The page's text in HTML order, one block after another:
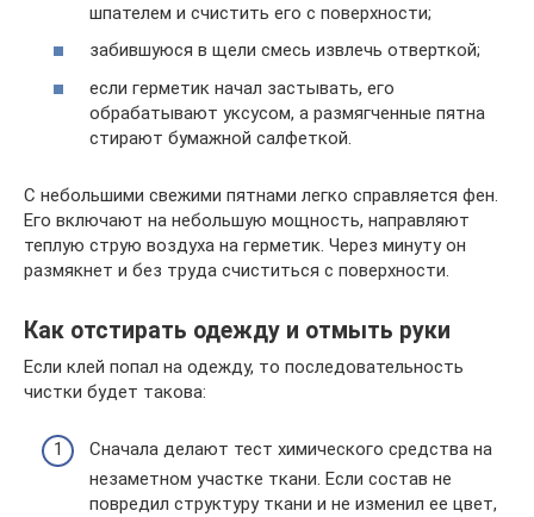
шпателем и счистить его с поверхности;
забившуюся в щели смесь извлечь отверткой;
если герметик начал застывать, его
обрабатывают уксусом, а размягченные пятна
стирают бумажной салфеткой.
С небольшими свежими пятнами легко справляется фен.
Его включают на небольшую мощность, направляют
теплую струю воздуха на герметик. Через минуту он
размякнет и без труда счиститься с поверхности.
Как отстирать одежду и отмыть руки
Если клей попал на одежду, то последовательность
чистки будет такова:
Сначала делают тест химического средства на
незаметном участке ткани. Если состав не
повредил структуру ткани и не изменил ее цвет,